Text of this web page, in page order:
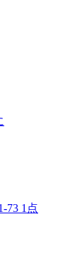
73 1点